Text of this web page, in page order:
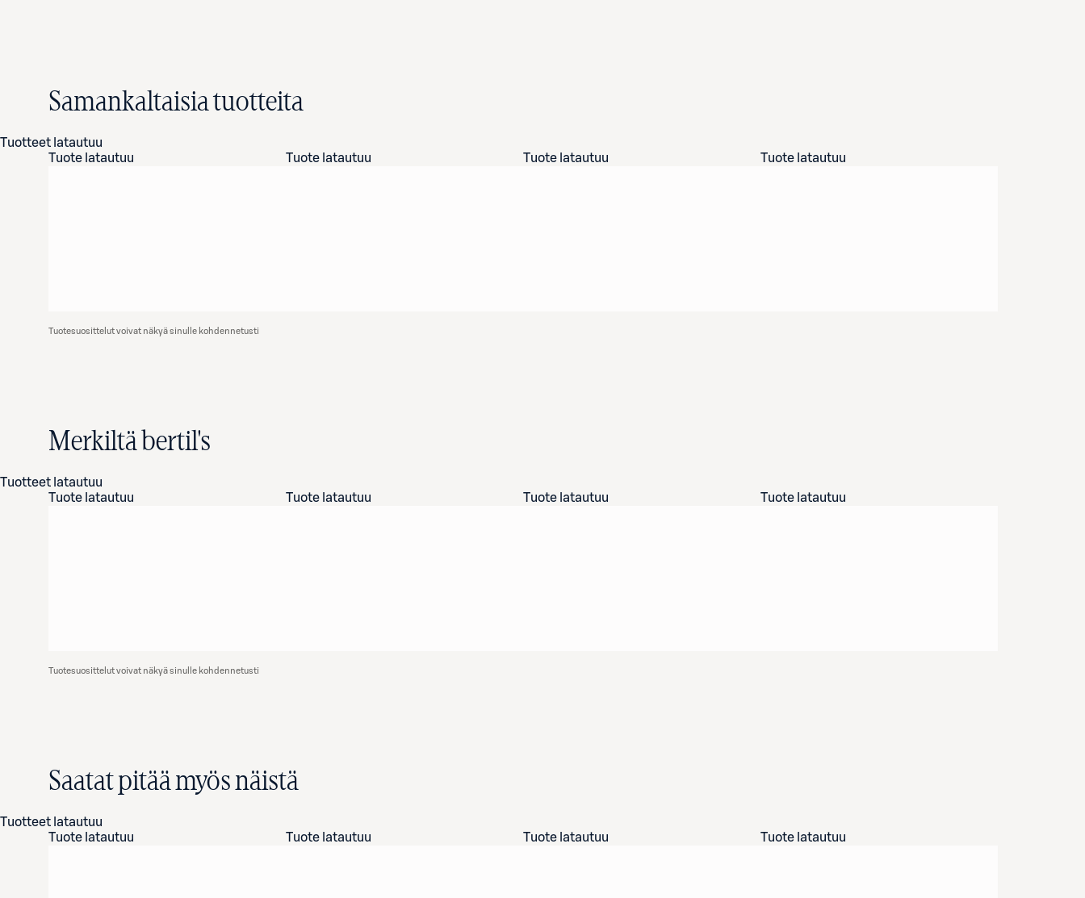
Samankaltaisia tuotteita
Tuotteet latautuu
Tuote latautuu
Tuote latautuu Tuote latautuu Tuote latautuu
Tuotesuosittelut voivat näkyä sinulle kohdennetusti
Merkiltä bertil's
Tuotteet latautuu
Tuote latautuu
Tuote latautuu Tuote latautuu Tuote latautuu
Tuotesuosittelut voivat näkyä sinulle kohdennetusti
Saatat pitää myös näistä
Tuotteet latautuu
Tuote latautuu
Tuote latautuu Tuote latautuu Tuote latautuu